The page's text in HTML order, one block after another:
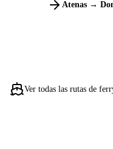
Atenas →
Ver todas las rutas de